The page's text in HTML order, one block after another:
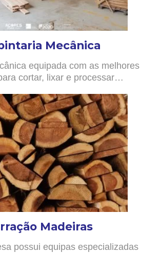
Mecânica
equipada com as melhores
cortar, lixar e processar…
Madeiras
possui equipas especializadas